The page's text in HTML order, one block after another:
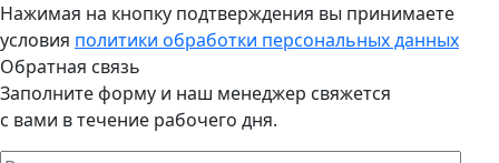
Нажимая на кнопку подтверждения вы принимаете
условия политики обработки персональных данных
Обратная связь
Заполните форму и наш менеджер свяжется
с вами в течение рабочего дня.